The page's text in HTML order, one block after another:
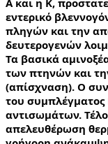
εντερικό
πληγών και την
δευτερογενών
Τα βασικά
των πτηνών και
(απίσχναση). Ο
του συμπλέγματος
αντισωμάτων.
απελευθέρωση